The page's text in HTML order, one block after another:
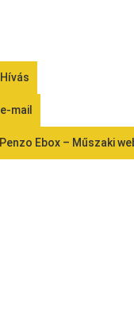
Hívás
e-mail
Penzo Ebox – Műszaki